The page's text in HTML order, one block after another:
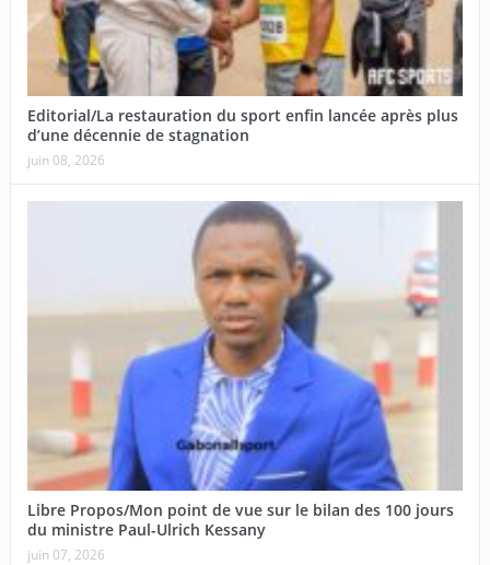
Editorial/La restauration du sport enfin lancée après plus
d’une décennie de stagnation
juin 08, 2026
Libre Propos/Mon point de vue sur le bilan des 100 jours
du ministre Paul-Ulrich Kessany
juin 07, 2026